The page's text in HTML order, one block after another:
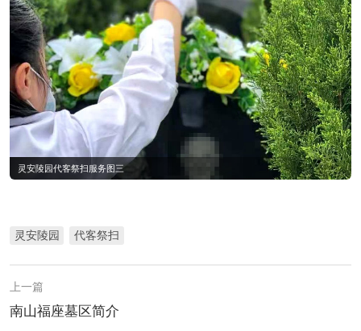
灵安陵园代客祭扫服务图三
灵安陵园 代客祭扫
上一篇
南山福座墓区简介